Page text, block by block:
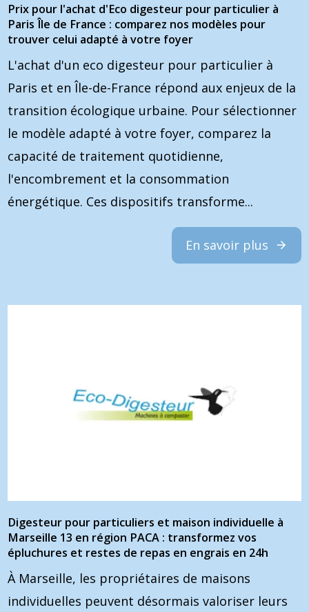
Prix pour l'achat d'Eco digesteur pour particulier à
Paris Île de France : comparez nos modèles pour
trouver celui adapté à votre foyer
L'achat d'un eco digesteur pour particulier à
Paris et en Île-de-France répond aux enjeux de la
transition écologique urbaine. Pour sélectionner
le modèle adapté à votre foyer, comparez la
capacité de traitement quotidienne,
l'encombrement et la consommation
énergétique. Ces dispositifs transforme...
En savoir plus
Digesteur pour particuliers et maison individuelle à
Marseille 13 en région PACA : transformez vos
épluchures et restes de repas en engrais en 24h
À Marseille, les propriétaires de maisons
individuelles peuvent désormais valoriser leurs